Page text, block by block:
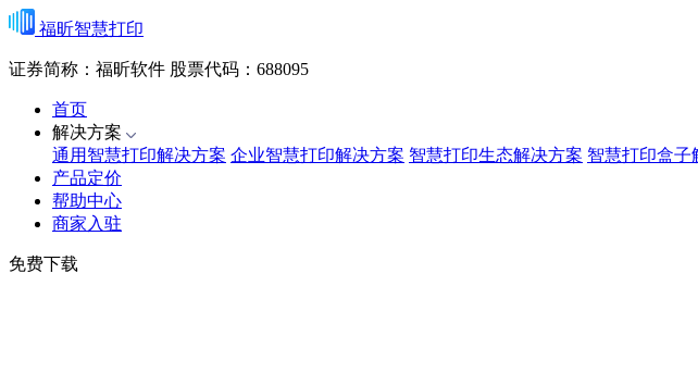
福昕智慧打印
证券简称：福昕软件 股票代码：688095
首页
解决方案
通用智慧打印解决方案 企业智慧打印解决方案 智慧打印生态解决方案 智慧打印盒子
产品定价
帮助中心
商家入驻
免费下载